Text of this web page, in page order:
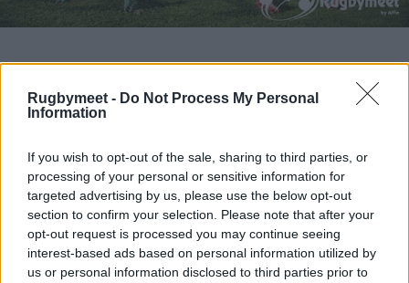
Rugbymeet - Do Not Process My Personal
Information
If you wish to opt-out of the sale, sharing to third parties, or
processing of your personal or sensitive information for
targeted advertising by us, please use the below opt-out
section to confirm your selection. Please note that after your
opt-out request is processed you may continue seeing
interest-based ads based on personal information utilized by
us or personal information disclosed to third parties prior to
I giocatori convocati dell'Italia U20 per il Sei
Nazioni